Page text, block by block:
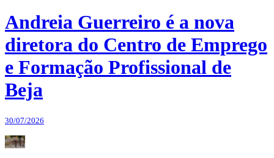
Andreia Guerreiro é a nova
diretora do Centro de Emprego
e Formação Profissional de
Beja
30/07/2026